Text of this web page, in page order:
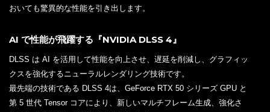
おいても驚異的な性能を引き出します。
AI で性能が飛躍する『NVIDIA DLSS 4』
DLSS は AI を活用して性能を向上させ、遅延を削減し、グラフィッ
クスを強化するニューラルレンダリング技術です。
最先端の技術である DLSS 4は、GeForce RTX 50 シリーズ GPU と
第 5 世代 Tensor コアにより、新しいマルチフレーム生成、強化さ